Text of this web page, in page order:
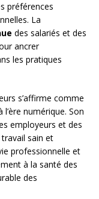
préférences
La
des salariés et des
ancrer
les pratiques
s’affirme comme
numérique. Son
employeurs et des
sain et
professionnelle et
à la santé des
des